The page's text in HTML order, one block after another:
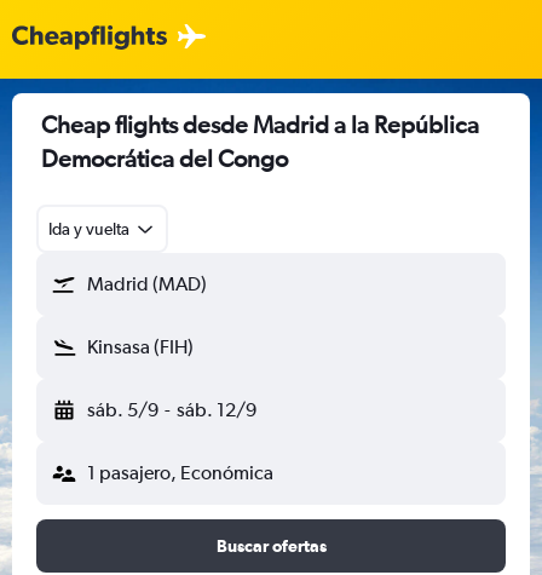
Cheap flights desde Madrid a la República
Democrática del Congo
Ida y vuelta
Madrid (MAD)
Kinsasa (FIH)
sáb. 5/9 - sáb. 12/9
1 pasajero, Económica
Buscar ofertas